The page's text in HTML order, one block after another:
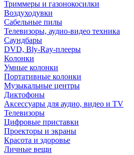
Триммеры и газонокосилки
Воздуходувки
Сабельные пилы
Телевизоры, аудио-видео техника
Саундбары
DVD, Bly-Ray-плееры
Колонки
Умные колонки
Портативные колонки
Музыкальные центры
Диктофоны
Аксессуары для аудио, видео и TV
Телевизоры
Цифровые приставки
Проекторы и экраны
Красота и здоровье
Личные вещи